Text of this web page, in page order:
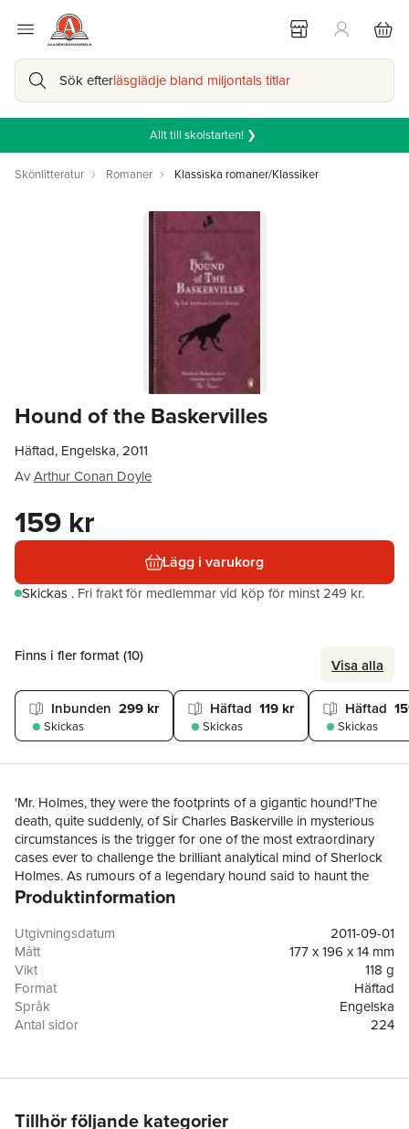
Sök efterläsglädje bland miljontals titlar
Allt till skolstarten! ❯
Skönlitteratur Romaner Klassiska romaner/Klassiker
Hound of the Baskervilles
Häftad, Engelska, 2011
AvArthur Conan Doyle
159 kr
Lägg i varukorg
Skickas . Fri frakt för medlemmar vid köp för minst 249 kr.
Finns i fler format (10) Visa alla
Inbunden 299 kr
Skickas
Häftad 119 kr
Skickas
Häftad
Skickas
'Mr. Holmes, they were the footprints of a gigantic hound!'The
death, quite suddenly, of Sir Charles Baskerville in mysterious
circumstances is the trigger for one of the most extraordinary
cases ever to challenge the brilliant analytical mind of Sherlock
Holmes. As rumours of a legendary hound said to haunt the
Baskerville family circulate, Holmes and Watson are asked to
has travelled all the way from America to reside at Baskerville
Hall in Devon. And it is there, in an isolated mansion surrounded
by mile after mile of wild moor, that Holmes and Watson come
face to face with a terrifying evil that reaches out from centuries
past . . .
Produktinformation
Utgivningsdatum
2011-09-01
Mått
177 x 196 x 14 mm
Vikt
118 g
Format
Häftad
Språk
Engelska
Antal sidor
224
Tillhör följande kategorier